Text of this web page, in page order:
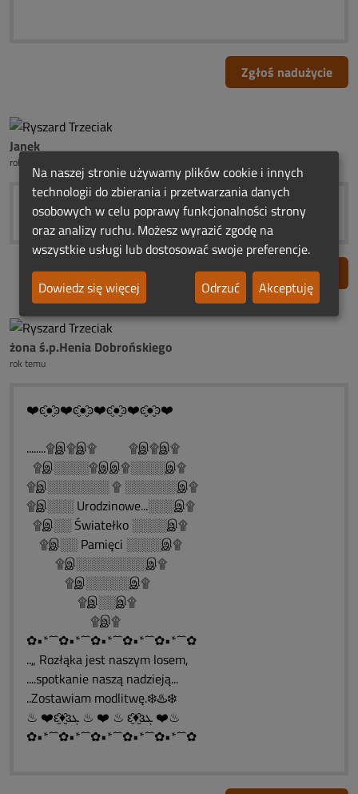
Zgłoś nadużycie
Janek
rok temu
Zgłoś nadużycie
żona ś.p.Henia Dobrońskiego
rok temu
❤️ͼ̮̑●̮̑ͽ❤️ͼ̮̑●̮̑ͽ❤️ͼ̮̑●̮̑ͽ❤️ͼ̮̑●̮̑ͽ❤️
........۩இ۩இ۩ ۩இ۩இ۩
۩இ░░░░۩இஇ۩░░░░இ۩
۩இ░░░░░░░ ۩ ░░░░░░இ۩
۩இ░░░ Urodzinowe...░░░இ۩
۩இ░░ Światełko ░░░░இ۩
۩இ░░ Pamięci ░░░░இ۩
۩இ░░░░░░░░இ۩
۩இ░░░░░இ۩
۩இ░░இ۩
۩இ۩
✿•*´¯`✿•*´¯`✿•*´¯`✿•*´¯`✿•*´¯`✿
..„ Rozłąka jest naszym losem,
....spotkanie naszą nadzieją...
..Zostawiam modlitwę.❄️♨️❄️
♨ ❤️ԑ̮̑♦̮̑ɜܓ ♨ ❤️ ♨ ԑ̮̑♦̮̑ɜܓ ❤️♨
✿•*´¯`✿•*´¯`✿•*´¯`✿•*´¯`✿•*´¯`✿
Na naszej stronie używamy plików cookie i innych
technologii do zbierania i przetwarzania danych
osobowych w celu poprawy funkcjonalności strony
oraz analizy ruchu. Możesz wyrazić zgodę na
wszystkie usługi lub dostosować swoje preferencje.
Dowiedz się więcej
Odrzuć Akceptuję